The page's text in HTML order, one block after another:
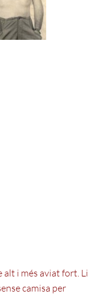
alt i més aviat fort. Li
camisa per